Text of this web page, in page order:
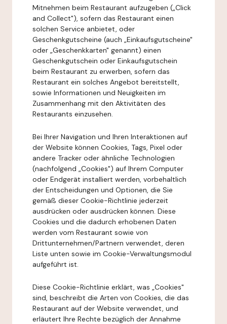
Mitnehmen beim Restaurant aufzugeben („Click
and Collect"), sofern das Restaurant einen
solchen Service anbietet, oder
Geschenkgutscheine (auch „Einkaufsgutscheine"
oder „Geschenkkarten" genannt) einen
Geschenkgutschein oder Einkaufsgutschein
beim Restaurant zu erwerben, sofern das
Restaurant ein solches Angebot bereitstellt,
sowie Informationen und Neuigkeiten im
Zusammenhang mit den Aktivitäten des
Restaurants einzusehen.
Bei Ihrer Navigation und Ihren Interaktionen auf
der Website können Cookies, Tags, Pixel oder
andere Tracker oder ähnliche Technologien
(nachfolgend „Cookies") auf Ihrem Computer
oder Endgerät installiert werden, vorbehaltlich
der Entscheidungen und Optionen, die Sie
gemäß dieser Cookie-Richtlinie jederzeit
ausdrücken oder ausdrücken können. Diese
Cookies und die dadurch erhobenen Daten
werden vom Restaurant sowie von
Drittunternehmen/Partnern verwendet, deren
Liste unten sowie im Cookie-Verwaltungsmodul
aufgeführt ist.
Diese Cookie-Richtlinie erklärt, was „Cookies"
sind, beschreibt die Arten von Cookies, die das
Restaurant auf der Website verwendet, und
erläutert Ihre Rechte bezüglich der Annahme